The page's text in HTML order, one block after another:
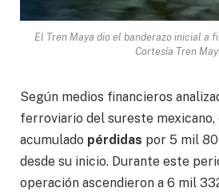
El Tren Maya dio el banderazo inicial a
Cortesía Tren
Según medios financieros
ferroviario del sureste mexicano,
acumulado pérdidas por 5 mil
desde su inicio. Durante este
operación ascendieron a 6 mil